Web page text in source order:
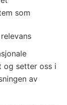
som
og setter oss i
av